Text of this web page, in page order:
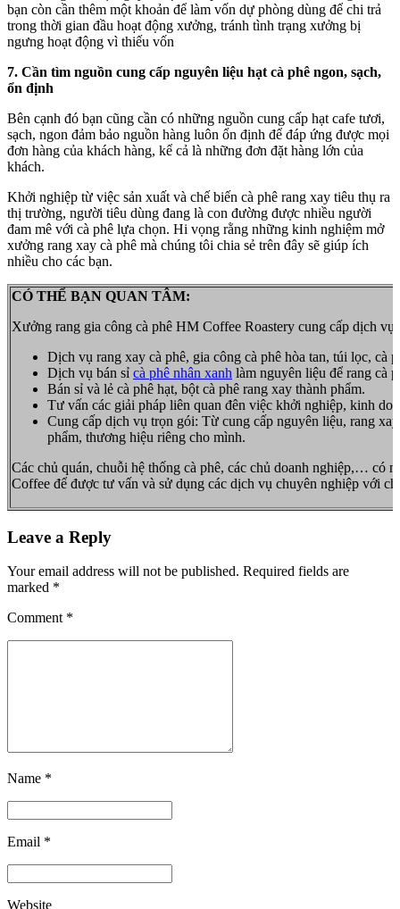
bạn còn cần thêm một khoản để làm vốn dự phòng dùng để chi trả
trong thời gian đầu hoạt động xưởng, tránh tình trạng xưởng bị
ngưng hoạt động vì thiếu vốn
7. Cần tìm nguồn cung cấp nguyên liệu hạt cà phê ngon, sạch,
ổn định
Bên cạnh đó bạn cũng cần có những nguồn cung cấp hạt cafe tươi,
sạch, ngon đảm bảo nguồn hàng luôn ổn định để đáp ứng được mọi
đơn hàng của khách hàng, kể cả là những đơn đặt hàng lớn của
khách.
Khởi nghiệp từ việc sản xuất và chế biến cà phê rang xay tiêu thụ ra
thị trường, người tiêu dùng đang là con đường được nhiều người
đam mê với cà phê lựa chọn. Hi vọng rằng những kinh nghiệm mở
xưởng rang xay cà phê mà chúng tôi chia sẻ trên đây sẽ giúp ích
nhiều cho các bạn.
CÓ THỂ BẠN QUAN TÂM:
Xưởng rang gia công cà phê HM Coffee Roastery cung cấp dịch vụ:
Dịch vụ rang xay cà phê, gia công cà phê hòa tan, túi lọc, cà
Dịch vụ bán sỉ cà phê nhân xanh làm nguyên liệu để rang cà
Bán sỉ và lẻ cà phê hạt, bột cà phê rang xay thành phẩm.
Tư vấn các giải pháp liên quan đên việc khởi nghiệp, kinh
Cung cấp dịch vụ trọn gói: Từ cung cấp nguyên liệu, rang
phẩm, thương hiệu riêng cho mình.
Các chủ quán, chuỗi hệ thống cà phê, các chủ doanh nghiệp,… có
Coffee để được tư vấn và sử dụng các dịch vụ chuyên nghiệp với
Leave a Reply
Your email address will not be published. Required fields are
marked *
Comment *
Name *
Email *
Website